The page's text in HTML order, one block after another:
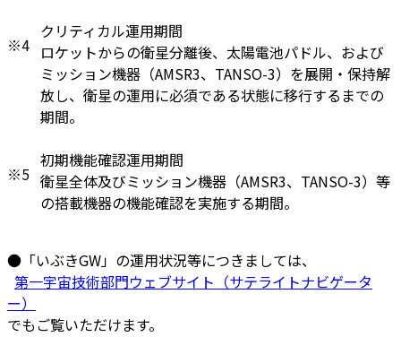
※4
クリティカル運用期間
ロケットからの衛星分離後、太陽電池パドル、および
ミッション機器（AMSR3、TANSO-3）を展開・保持解
放し、衛星の運用に必須である状態に移行するまでの
期間。
※5
初期機能確認運用期間
衛星全体及びミッション機器（AMSR3、TANSO-3）等
の搭載機器の機能確認を実施する期間。
●「いぶきGW」の運用状況等につきましては、
第一宇宙技術部門ウェブサイト（サテライトナビゲータ
ー）
でもご覧いただけます。